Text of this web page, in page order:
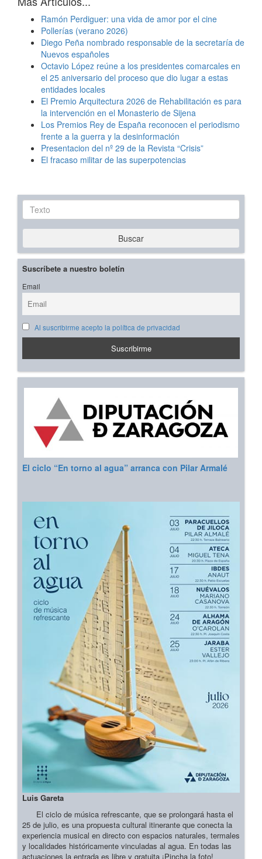
Ramón Perdiguer: una vida de amor por el cine
Pollerías (verano 2026)
Diego Peña nombrado responsable de la secretaría de
Nuevos españoles
Octavio López reúne a los presidentes comarcales en
el 25 aniversario del proceso que dio lugar a estas
entidades locales
El Premio Arquitectura 2026 de Rehabilitación es para
la intervención en el Monasterio de Sijena
Los Premios Rey de España reconocen el periodismo
frente a la guerra y la desinformación
Presentacion del nº 29 de la Revista “Crisis”
El fracaso militar de las superpotencias
Texto
Buscar
Suscríbete a nuestro boletín
Email
Al suscribirme acepto la política de privacidad
El ciclo “En torno al agua” arranca con Pilar Armalé
Luis Gareta
El ciclo de música refrescante, que se prolongará hasta el
25 de julio, es una propuesta cultural itinerante que conecta la
experiencia musical en directo con espacios naturales, termales
y localidades históricamente vinculadas al agua. En todas las
actuaciones la entrada es libre y gratuita ¡Pincha la foto!